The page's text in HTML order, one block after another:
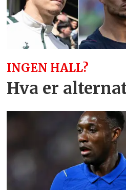
INGEN HALL?
Hva er